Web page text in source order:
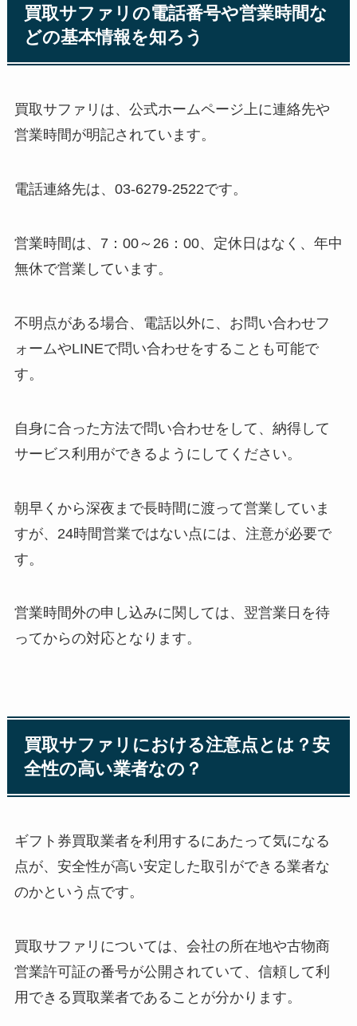
買取サファリの電話番号や営業時間な
どの基本情報を知ろう
買取サファリは、公式ホームページ上に連絡先や
営業時間が明記されています。
電話連絡先は、03-6279-2522です。
営業時間は、7：00～26：00、定休日はなく、年中
無休で営業しています。
不明点がある場合、電話以外に、お問い合わせフ
ォームやLINEで問い合わせをすることも可能で
す。
自身に合った方法で問い合わせをして、納得して
サービス利用ができるようにしてください。
朝早くから深夜まで長時間に渡って営業していま
すが、24時間営業ではない点には、注意が必要で
す。
営業時間外の申し込みに関しては、翌営業日を待
ってからの対応となります。
買取サファリにおける注意点とは？安
全性の高い業者なの？
ギフト券買取業者を利用するにあたって気になる
点が、安全性が高い安定した取引ができる業者な
のかという点です。
買取サファリについては、会社の所在地や古物商
営業許可証の番号が公開されていて、信頼して利
用できる買取業者であることが分かります。